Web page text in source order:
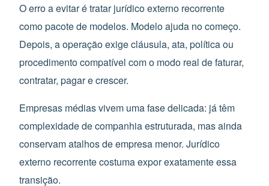
O erro a evitar é tratar jurídico externo recorrente
como pacote de modelos. Modelo ajuda no começo.
Depois, a operação exige cláusula, ata, política ou
procedimento compatível com o modo real de faturar,
contratar, pagar e crescer.
Empresas médias vivem uma fase delicada: já têm
complexidade de companhia estruturada, mas ainda
conservam atalhos de empresa menor. Jurídico
externo recorrente costuma expor exatamente essa
transição.